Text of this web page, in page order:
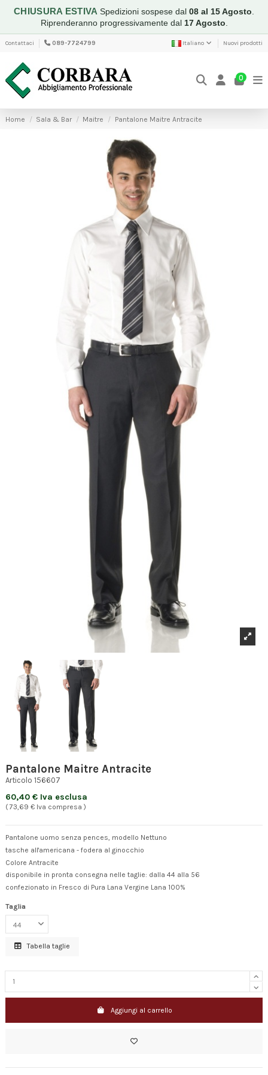
CHIUSURA ESTIVA Spedizioni sospese dal 08 al 15 Agosto
Riprenderanno progressivamente dal 17 Agosto
Contattaci 089-7724799 Italiano Nuovi prodotti
0
Home Sala & Bar Maitre Pantalone Maitre Antracite
Pantalone Maitre Antracite
Articolo 156607
60,40 € Iva esclusa
( 73,69 € Iva compresa )
Pantalone uomo senza pences, modello Nettuno
tasche all'americana - fodera al ginocchio
Colore Antracite
disponibile in pronta consegna nelle taglie: dalla 44 alla 56
confezionato in Fresco di Pura Lana Vergine Lana 100%
Taglia
Tabella taglie
Aggiungi al carrello